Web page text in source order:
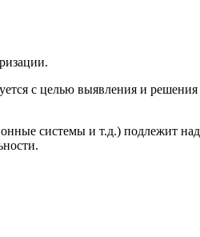
с целью выявления и
системы и т.д.) подлежит